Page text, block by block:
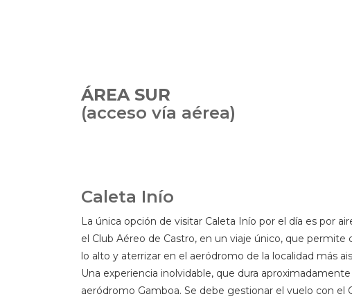
ÁREA SUR
(acceso vía aérea)
Caleta Inío
La única opción de visitar Caleta Inío por el día es por
el Club Aéreo de Castro, en un viaje único, que permite
lo alto y aterrizar en el aeródromo de la localidad más
Una experiencia inolvidable, que dura
aeródromo Gamboa. Se debe gestionar el vuelo con el